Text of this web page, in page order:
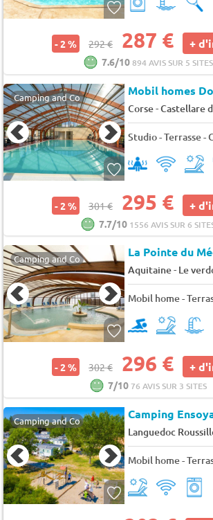
- 2 % 292 € 287 € +
7.6/10894 AVIS SUR 5 SITES
Camping and Co
Corse-Castellare
Studio - Terrasse -
- 2 % 301 € 295 € +
7.7/10 1556 AVIS SUR 6
Camping and Co La Pointe du
Aquitaine- Le
Mobil home -
- 2 % 302 € 296 € +
7/1076 AVIS SUR 3 SITES
Camping and Co Camping
Languedoc
Mobil home -